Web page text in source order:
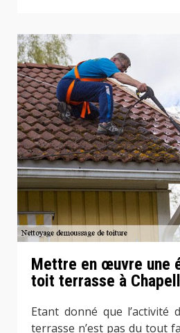
Mettre en œuvre une
toit terrasse à
Etant donné que l’activité
terrasse n’est pas du tout